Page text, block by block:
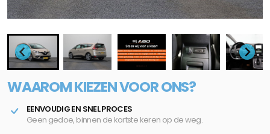
WAAROM KIEZEN VOOR ONS?
EENVOUDIG EN SNEL PROCES
Geen gedoe, binnen de kortste keren op de weg.